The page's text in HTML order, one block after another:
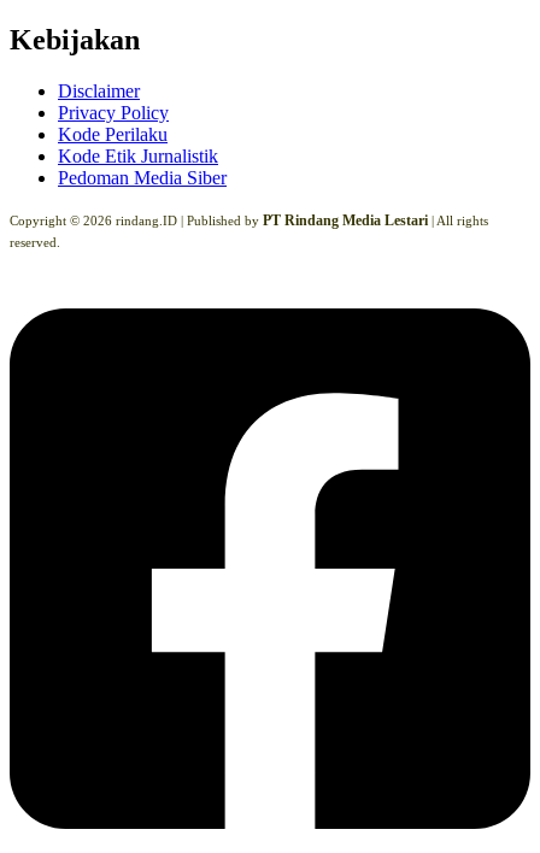
Kebijakan
Disclaimer
Privacy Policy
Kode Perilaku
Kode Etik Jurnalistik
Pedoman Media Siber
Copyright © 2026 rindang.ID | Published by PT Rindang Media Lestari | All rights
reserved.